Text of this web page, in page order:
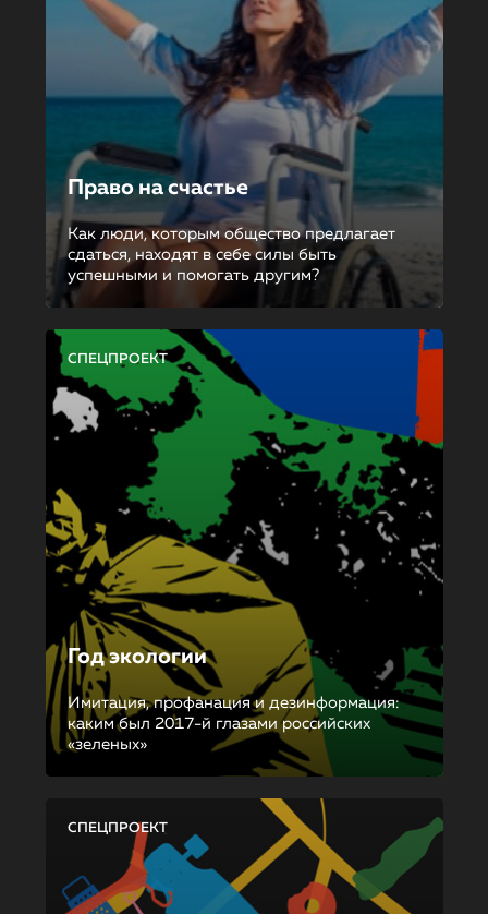
Право на счастье
Как люди, которым общество предлагает
сдаться, находят в себе силы быть
успешными и помогать другим?
СПЕЦПРОЕКТ
Год экологии
Имитация, профанация и дезинформация:
каким был 2017-й глазами российских
«зеленых»
СПЕЦПРОЕКТ